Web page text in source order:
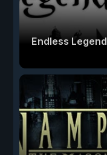
Endless Legend